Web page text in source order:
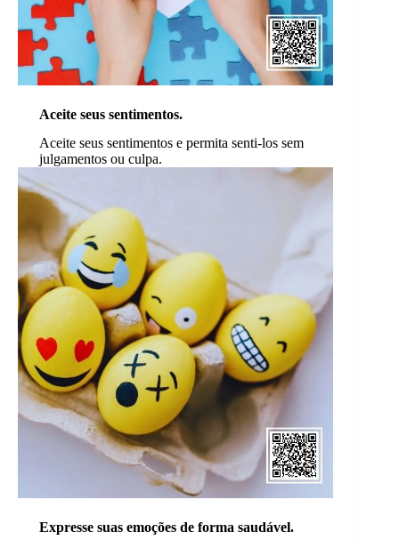
Aceite seus sentimentos.
Aceite seus sentimentos e permita senti-los sem
julgamentos ou culpa.
Expresse suas emoções de forma saudável.